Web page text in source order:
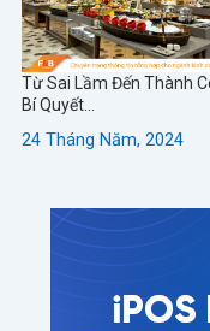
Từ Sai Lầm Đến Thành
Bí Quyết...
24 Tháng Năm, 2024